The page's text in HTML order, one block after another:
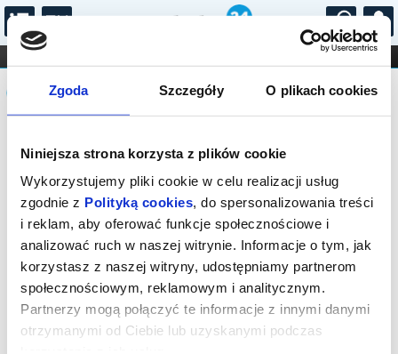
Zgoda Szczegóły O plikach cookies
Niniejsza strona korzysta z plików cookie
Wykorzystujemy pliki cookie w celu realizacji usług
zgodnie z Polityką cookies, do spersonalizowania treści
i reklam, aby oferować funkcje społecznościowe i
analizować ruch w naszej witrynie. Informacje o tym, jak
korzystasz z naszej witryny, udostępniamy partnerom
społecznościowym, reklamowym i analitycznym.
Partnerzy mogą połączyć te informacje z innymi danymi
otrzymanymi od Ciebie lub uzyskanymi podczas
...
FILHARMONIA OPERA I BALET
STAND-UP
DLA DZIECI
Komunikat
Sprzedaż on-line została zakończona,
sprawdź dostępność biletów w kasie.